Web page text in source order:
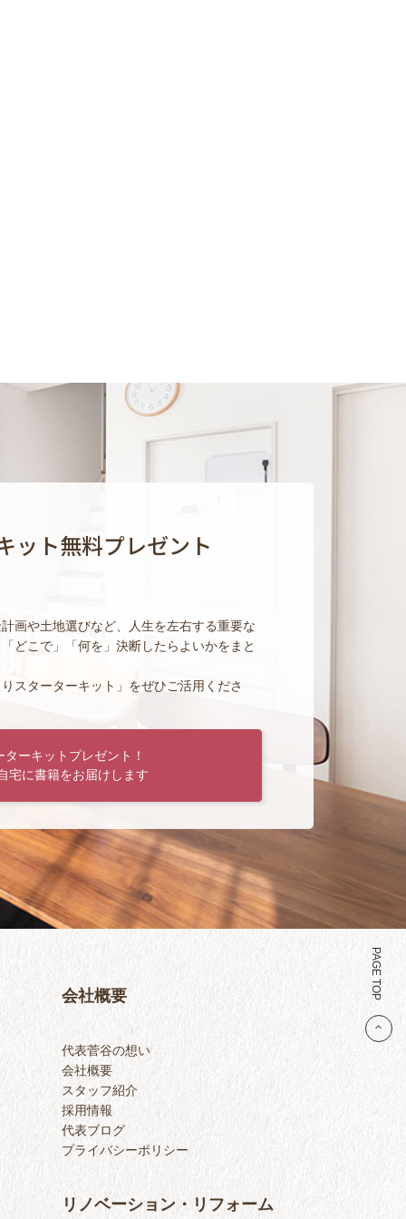
ット無料プレゼント
画や土地選びなど、人生を左右する重要な
どこで」「何を」決断したらよいかをまと
スターターキット」をぜひご活用くださ
ーキットプレゼント！
宅に書籍をお届けします
PAGE TOP
会社概要
代表菅谷の想い
会社概要
スタッフ紹介
採用情報
代表ブログ
プライバシーポリシー
リノベーション・リフォーム